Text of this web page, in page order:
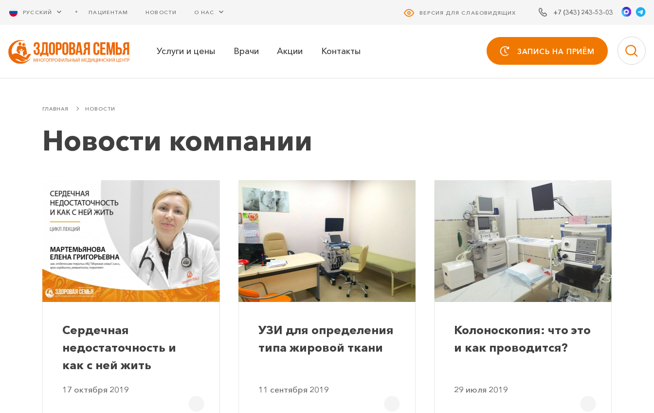
РУССКИЙ ПАЦИЕНТАМ НОВОСТИ О НАС ВЕРСИЯ ДЛЯ СЛАБОВИДЯЩИХ +7 (343) 243-53-03
Услуги и цены Врачи Акции Контакты ЗАПИСЬ НА ПРИЁМ
ГЛАВНАЯ НОВОСТИ
Новости компании
Сердечная
недостаточность и
как с ней жить
17 октября 2019
УЗИ для определения
типа жировой ткани
11 сентября 2019
Колоноскопия: что это
и как проводится?
29 июля 2019